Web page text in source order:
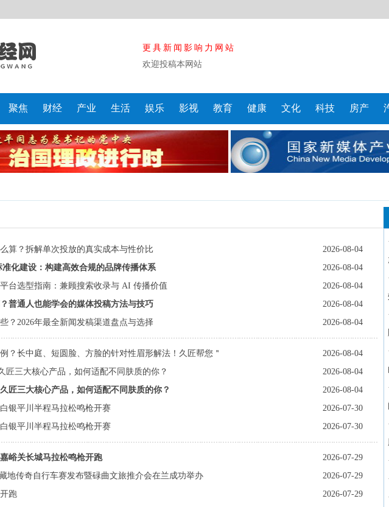
更具新闻影响力网站
欢迎投稿本网站
聚焦 财经 产业 生活 娱乐 影视 教育 健康 文化 科技 房产
算？拆解单次投放的真实成本与性价比
2026-08-04
准化建设：构建高效合规的品牌传播体系
2026-08-04
台选型指南：兼顾搜索收录与 AI 传播价值
2026-08-04
普通人也能学会的媒体投稿方法与技巧
2026-08-04
？2026年最全新闻发稿渠道盘点与选择 2026-08-04
？长中庭、短圆脸、方脸的针对性眉形解法！久匠帮您＂
2026-08-04
匠三大核心产品，如何适配不同肤质的你？
2026-08-04
匠三大核心产品，如何适配不同肤质的你？
2026-08-04
银平川半程马拉松鸣枪开赛
2026-07-30
银平川半程马拉松鸣枪开赛 2026-07-30
峪关长城马拉松鸣枪开跑
2026-07-29
地传奇自行车赛发布暨碌曲文旅推介会在兰成功举办
2026-07-29
跑
2026-07-29
·
·
·
·
·
·
·
·
·